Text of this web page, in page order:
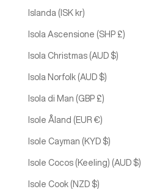
Islanda (ISK kr)
Isola Ascensione (SHP £)
Isola Christmas (AUD $)
Isola Norfolk (AUD $)
Isola di Man (GBP £)
Isole Åland (EUR €)
Isole Cayman (KYD $)
Isole Cocos (Keeling) (AUD $)
Isole Cook (NZD $)